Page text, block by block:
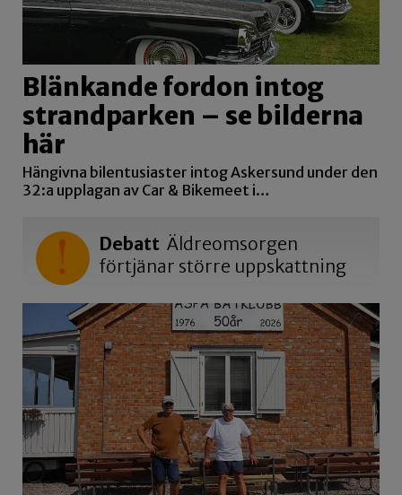
Blänkande fordon intog
strandparken – se bilderna
här
Hängivna bilentusiaster intog Askersund under den
32:a upplagan av Car & Bikemeet i…
Debatt Äldreomsorgen
förtjänar större uppskattning